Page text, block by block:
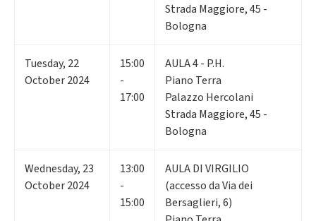
Strada Maggiore, 45 -
Bologna
Tuesday, 22
October 2024
15:00
-
17:00
AULA 4 - P.H.
Piano Terra
Palazzo Hercolani
Strada Maggiore, 45 -
Bologna
Wednesday, 23
October 2024
13:00
-
15:00
AULA DI VIRGILIO
(accesso da Via dei
Bersaglieri, 6)